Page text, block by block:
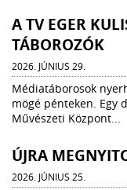
A TV EGER
TÁBOROZÓK
2026. JÚNIUS 29.
Médiatáborosok
mögé pénteken. Egy
Művészeti Központ...
ÚJRA
2026. JÚNIUS 25.